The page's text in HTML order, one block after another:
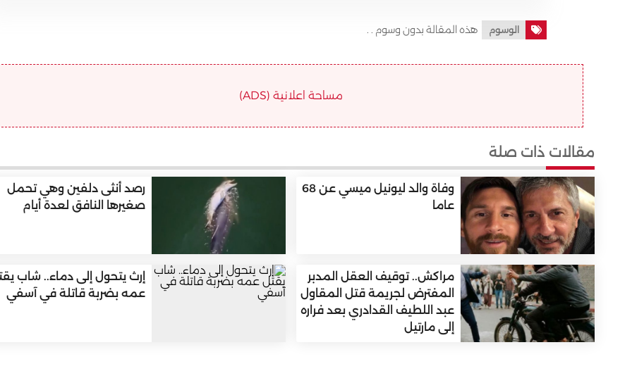
الوسوم هذه المقالة بدون وسوم . .
مساحة اعلانية (ADS)
مقالات ذات صلة
وفاة والد ليونيل ميسي عن 68
عاما
رصد أنثى دلفين وهي تحمل
صغيرها النافق لعدة أيام
مراكش.. توقيف العقل المدبر
المفترض لجريمة قتل المقاول
عبد اللطيف القدادري بعد فراره
إلى مارتيل
إرث يتحول إلى دماء.. شاب
عمه بضربة قاتلة في آسفي